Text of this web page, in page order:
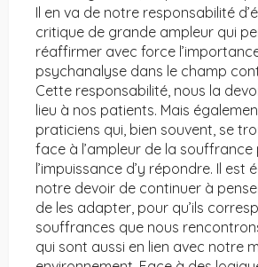
Il en va de notre responsabilité
critique de grande ampleur qui
réaffirmer avec force
psychanalyse dans le champ
Cette responsabilité, nous la
lieu à nos patients. Mais
praticiens qui, bien souvent, se
face à l’ampleur de la
l’impuissance d’y répondre. Il est
notre devoir de continuer à
de les adapter, pour qu’ils
souffrances que nous
qui sont aussi en lien avec notre